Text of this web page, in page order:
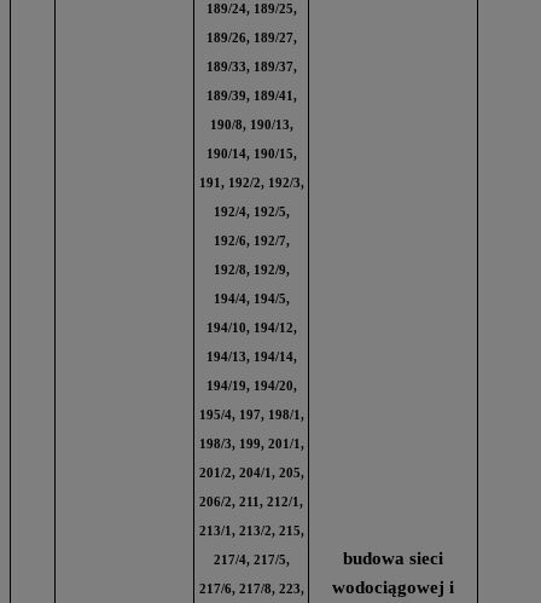
189/24, 189/25,
189/26, 189/27,
189/33, 189/37,
189/39, 189/41,
190/8, 190/13,
190/14, 190/15,
191, 192/2, 192/3,
192/4, 192/5,
192/6, 192/7,
192/8, 192/9,
194/4, 194/5,
194/10, 194/12,
194/13, 194/14,
194/19, 194/20,
195/4, 197, 198/1,
198/3, 199, 201/1,
201/2, 204/1, 205,
206/2, 211, 212/1,
213/1, 213/2, 215,
217/4, 217/5,
217/6, 217/8, 223,
budowa sieci
wodociągowej i